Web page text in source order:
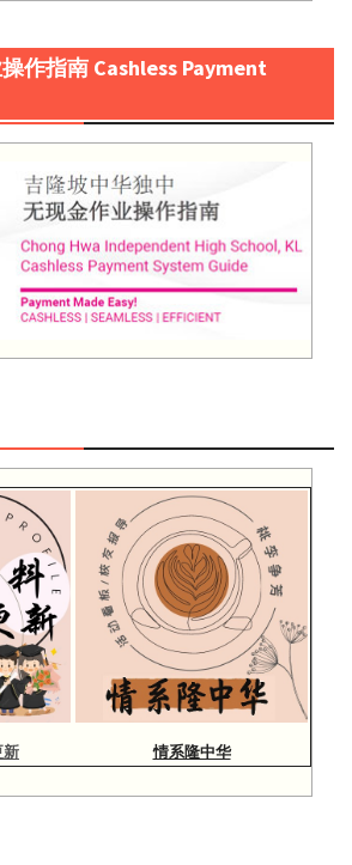
作指南 Cashless Payment
新 情系隆中华